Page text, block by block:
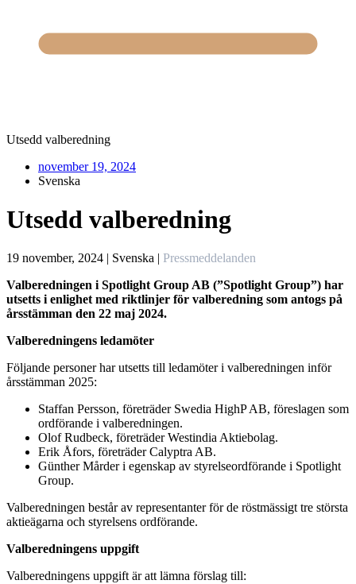
Utsedd valberedning
november 19, 2024
Svenska
Utsedd valberedning
19 november, 2024 | Svenska | Pressmeddelanden
Valberedningen i Spotlight Group AB (”Spotlight Group”) har
utsetts i enlighet med riktlinjer för valberedning som antogs på
årsstämman den 22 maj 2024.
Valberedningens ledamöter
Följande personer har utsetts till ledamöter i valberedningen inför
årsstämman 2025:
Staffan Persson, företräder Swedia HighPAB, föreslagen som
ordförande i valberedningen.
Olof Rudbeck, företräder WestindiaAktiebolag.
Erik Åfors, företräder CalyptraAB.
Günther Mårder i egenskap av styrelseordförande i Spotlight
Group.
Valberedningen består av representanter för de röstmässigt tre största
aktieägarna och styrelsens ordförande.
Valberedningens uppgift
Valberedningens uppgift är att lämna förslag till: